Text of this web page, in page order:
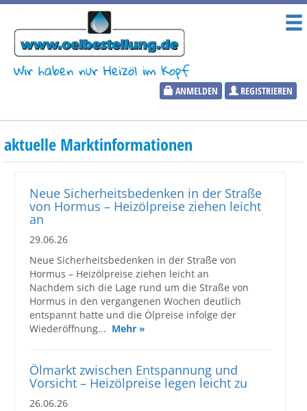
Wir haben nur Heizöl im Kopf
ANMELDEN REGISTRIEREN
Heizölpreise
Aktueller Heizölpreis
Wunschpreis Benachrichtigung
Großbestellungen
Produkte
aktuelle Marktinformationen
Neue Sicherheitsbedenken in der Straße
von Hormus – Heizölpreise ziehen leicht
an
29.06.26
Neue Sicherheitsbedenken in der Straße von
Hormus – Heizölpreise ziehen leicht an
Nachdem sich die Lage rund um die Straße von
Hormus in den vergangenen Wochen deutlich
entspannt hatte und die Ölpreise infolge der
Wiederöffnung... Mehr »
Ölmarkt zwischen Entspannung und
Vorsicht – Heizölpreise legen leicht zu
26.06.26